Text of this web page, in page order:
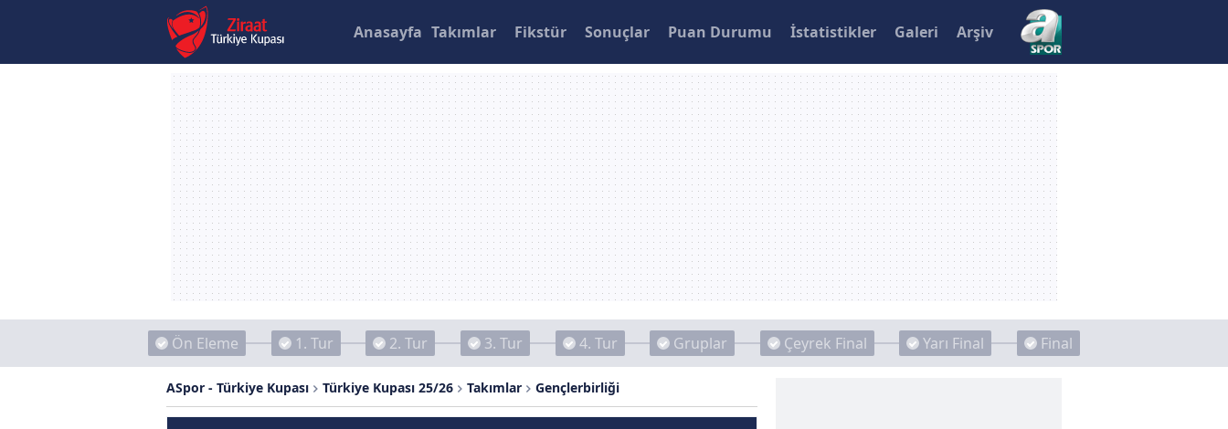
Anasayfa Takımlar Fikstür Sonuçlar Puan Durumu İstatistikler Galeri Arşiv
Ön Eleme 1. Tur 2. Tur 3. Tur 4. Tur Gruplar Çeyrek Final Yarı Final Final
ASpor - Türkiye Kupası Türkiye Kupası 25/26 Takımlar Gençlerbirliği